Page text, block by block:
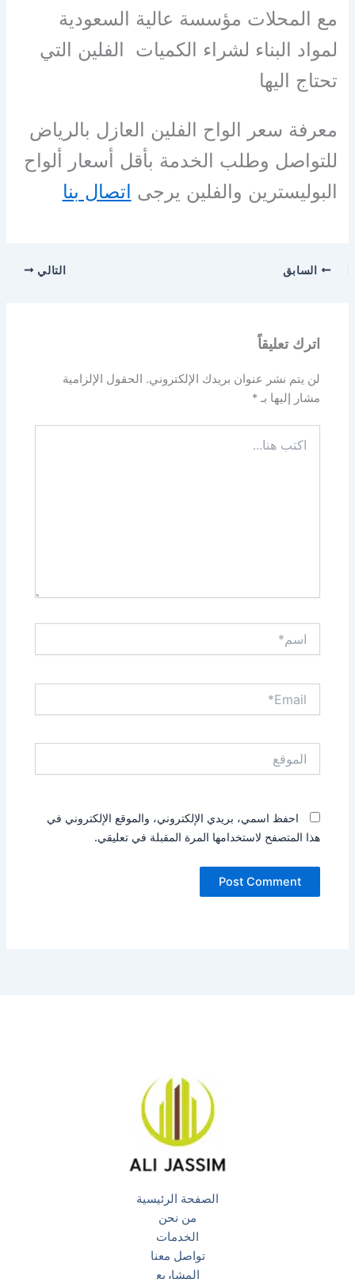
مع المحلات مؤسسة عالية السعودية
لمواد البناء لشراء الكميات الفلين التي
تحتاج اليها
معرفة سعر الواح الفلين العازل بالرياض
للتواصل وطلب الخدمة بأقل أسعار ألواح
البوليسترين والفلين يرجى اتصال بنا
السابق التالي
اترك تعليقاً
لن يتم نشر عنوان بريدك الإلكتروني.
الحقول الإلزامية
مشار إليها بـ*
هنا...
احفظ اسمي، بريدي الإلكتروني، والموقع الإلكتروني في
هذا المتصفح لاستخدامها المرة المقبلة في تعليقي.
الصفحة الرئيسية
من نحن
الخدمات
تواصل معنا
المشاريع